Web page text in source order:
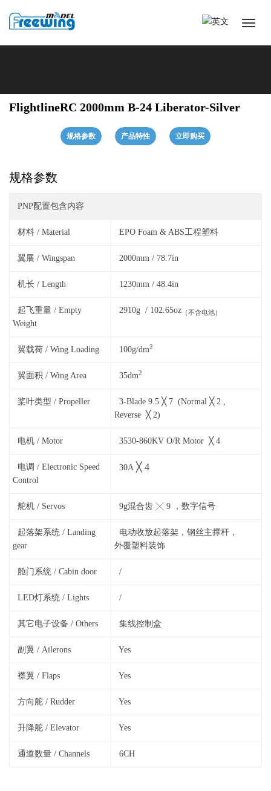
FlightlineRC 2000mm B-24 Liberator-Silver
规格参数 产品特性 立即购买
规格参数
PNP配置包含内容
材料 / Material EPO Foam & ABS工程塑料
翼展 / Wingspan 2000mm / 78.7in
机长 / Length 1230mm / 48.4in
起飞重量 / Empty
Weight
2910g / 102.65oz （不含电池）
翼载荷 / Wing Loading 100g/dm2
翼面积 / Wing Area 35dm2
桨叶类型 / Propeller
3-Blade 9.5 ╳ 7 (Normal ╳ 2 ,
Reverse ╳ 2)
电机 / Motor 3530-860KV O/R Motor ╳ 4
电调 / Electronic Speed
Control
30A ╳ 4
舵机 / Servos 9g混合齿 ╳ 9 ，数字信号
起落架系统 / Landing
gear
电动收放起落架，钢丝主撑杆，
外覆塑料装饰
舱门系统 / Cabin door /
LED灯系统 / Lights /
其它电子设备 / Others 集线控制盒
副翼 / Ailerons Yes
襟翼 / Flaps Yes
方向舵 / Rudder Yes
升降舵 / Elevator Yes
通道数量 / Channels 6CH